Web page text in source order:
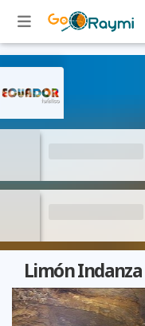
Limón Indanza